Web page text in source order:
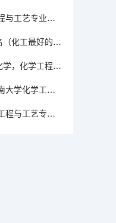
专业大学排名
好的大学排名）
不好？本科和研究生教育情况如何
工艺专业好不好？
专业大学排名